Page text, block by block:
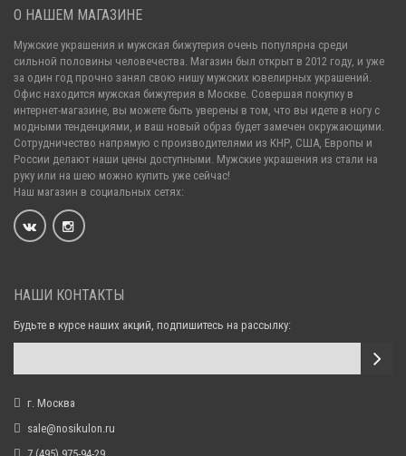
О НАШЕМ МАГАЗИНЕ
Мужские украшения и мужская бижутерия очень популярна среди
сильной половины человечества. Магазин был открыт в 2012 году, и уже
за один год прочно занял свою нишу мужских ювелирных украшений.
Офис находится мужская бижутерия в Москве. Совершая покупку в
интернет-магазине, вы можете быть уверены в том, что вы идете в ногу с
модными тенденциями, и ваш новый образ будет замечен окружающими.
Сотрудничество напрямую с производителями из КНР, США, Европы и
России делают наши цены доступными. Мужские украшения из стали на
руку или на шею можно купить уже сейчас!
Наш магазин в социальных сетях:
НАШИ КОНТАКТЫ
Будьте в курсе наших акций, подпишитесь на рассылку:
г. Москва
sale@nosikulon.ru